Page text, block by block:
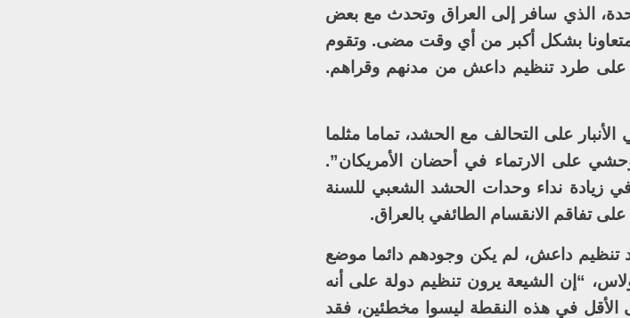
الذي سافر إلى العراق وتحدث مع بعض
بشكل أكبر من أي وقت مضى. وتقوم
على طرد تنظيم داعش من مدنهم وقراهم.
على التحالف مع الحشد، تماما مثلما
بشكل وحشي على الارتماء في أحضان الأمريكان”.
زيادة نداء وحدات الحشد الشعبي للسنة
تفاقم الانقسام الطائفي بالعراق.
تنظيم داعش، لم يكن وجودهم دائما موضع
“إن الشيعة يرون تنظيم دولة على أنه
في هذه النقطة ليسوا مخطئين، فقد